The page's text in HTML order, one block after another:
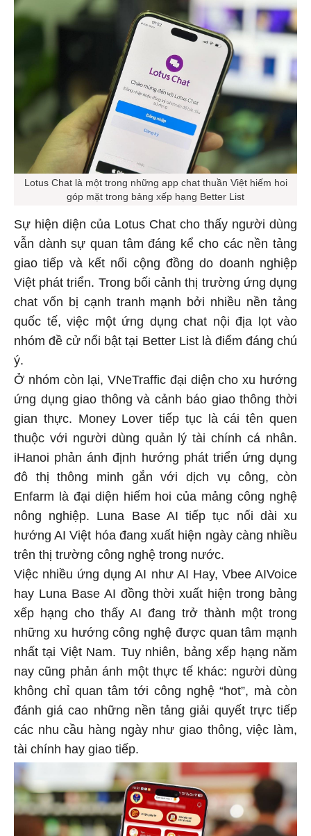
Lotus Chat là một trong những app chat thuần Việt hiếm hoi
góp mặt trong bảng xếp hạng Better List
Sự hiện diện của Lotus Chat cho thấy người dùng
vẫn dành sự quan tâm đáng kể cho các nền tảng
giao tiếp và kết nối cộng đồng do doanh nghiệp
Việt phát triển. Trong bối cảnh thị trường ứng dụng
chat vốn bị cạnh tranh mạnh bởi nhiều nền tảng
quốc tế, việc một ứng dụng chat nội địa lọt vào
nhóm đề cử nổi bật tại Better List là điểm đáng chú
ý.
Ở nhóm còn lại, VNeTraffic đại diện cho xu hướng
ứng dụng giao thông và cảnh báo giao thông thời
gian thực. Money Lover tiếp tục là cái tên quen
thuộc với người dùng quản lý tài chính cá nhân.
iHanoi phản ánh định hướng phát triển ứng dụng
đô thị thông minh gắn với dịch vụ công, còn
Enfarm là đại diện hiếm hoi của mảng công nghệ
nông nghiệp. Luna Base AI tiếp tục nối dài xu
hướng AI Việt hóa đang xuất hiện ngày càng nhiều
trên thị trường công nghệ trong nước.
Việc nhiều ứng dụng AI như AI Hay, Vbee AIVoice
hay Luna Base AI đồng thời xuất hiện trong bảng
xếp hạng cho thấy AI đang trở thành một trong
những xu hướng công nghệ được quan tâm mạnh
nhất tại Việt Nam. Tuy nhiên, bảng xếp hạng năm
nay cũng phản ánh một thực tế khác: người dùng
không chỉ quan tâm tới công nghệ “hot”, mà còn
đánh giá cao những nền tảng giải quyết trực tiếp
các nhu cầu hàng ngày như giao thông, việc làm,
tài chính hay giao tiếp.